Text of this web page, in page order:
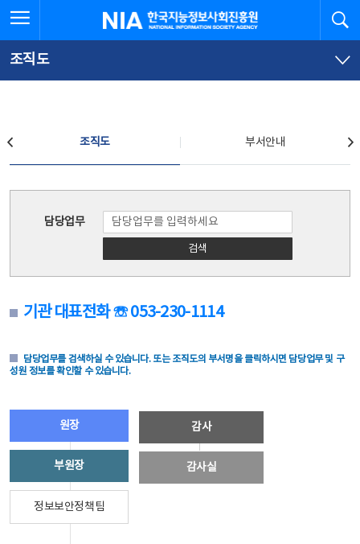
문
로
가
체
뉴
바
가
한국지능정보사회진흥원
조직도
조직도 부서안내
담당업무
검색
기관 대표전화 ☏ 053-230-1114
담당업무를 검색하실 수 있습니다. 또는 조직도의 부서명을 클릭하시면 담당업무 및 구
성원 정보를 확인할 수 있습니다.
원장
부원장
정보보안정책팀
감사
감사실